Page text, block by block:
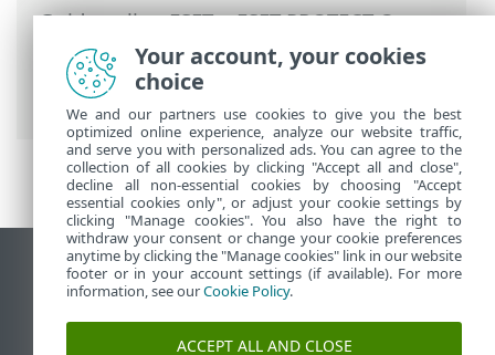
Guida online ESET>ESET PROTECT On-
Prem>
Utilizzo di ESET PROTECT On-
Prem>ESET PROTECT On-Prem Menu
principale
Notifiche > Gestisci notifiche
Visualizza sito desktop
End of Life
ESET Knowledge Base
Your account, your cookies
choice
We and our partners use cookies to give you the best
optimized online experience, analyze our website traffic,
and serve you with personalized ads. You can agree to the
collection of all cookies by clicking "Accept all and close",
decline all non-essential cookies by choosing "Accept
essential cookies only", or adjust your cookie settings by
clicking "Manage cookies". You also have the right to
withdraw your consent or change your cookie preferences
anytime by clicking the "Manage cookies" link in our website
footer or in your account settings (if available). For more
information, see ourCookie Policy.
ACCEPT ALL AND CLOSE